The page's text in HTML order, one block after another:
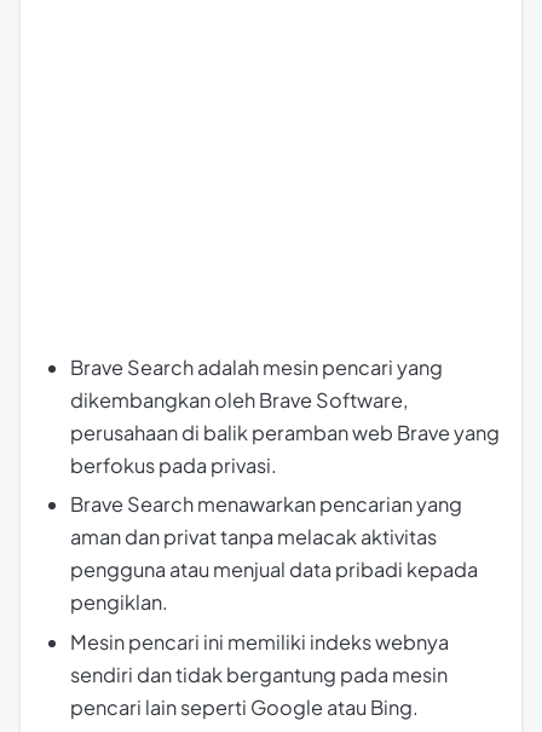
Brave Search adalah mesin pencari yang
dikembangkan oleh Brave Software,
perusahaan di balik peramban web Brave yang
berfokus pada privasi.
Brave Search menawarkan pencarian yang
aman dan privat tanpa melacak aktivitas
pengguna atau menjual data pribadi kepada
pengiklan.
Mesin pencari ini memiliki indeks webnya
sendiri dan tidak bergantung pada mesin
pencari lain seperti Google atau Bing.